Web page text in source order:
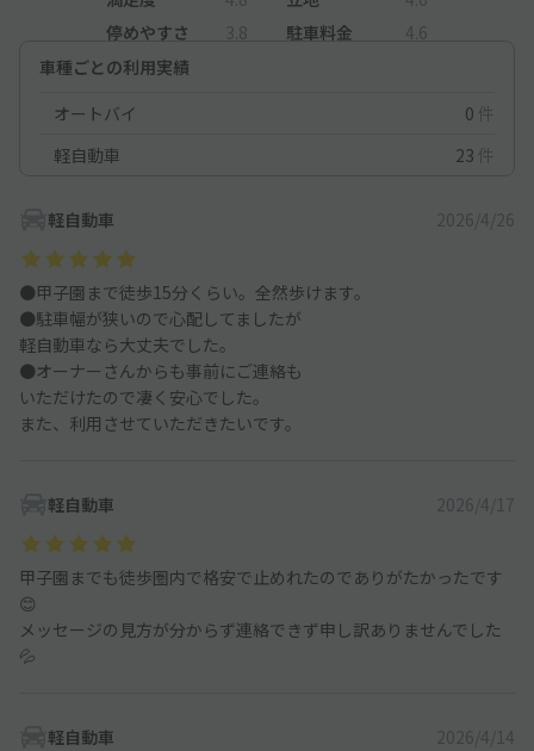
停めやすさ
3.8 駐車料金
4.6
車種ごとの利用実績
オートバイ
0 件
軽自動車
23 件
軽自動車 2026/4/26
●甲子園まで徒歩15分くらい。全然歩けます。
●駐車幅が狭いので心配してましたが
軽自動車なら大丈夫でした。
●オーナーさんからも事前にご連絡も
いただけたので凄く安心でした。
また、利用させていただきたいです。
軽自動車 2026/4/17
甲子園までも徒歩圏内で格安で止めれたのでありがたかったです
😊
メッセージの見方が分からず連絡できず申し訳ありませんでした
💦
軽自動車 2026/4/14